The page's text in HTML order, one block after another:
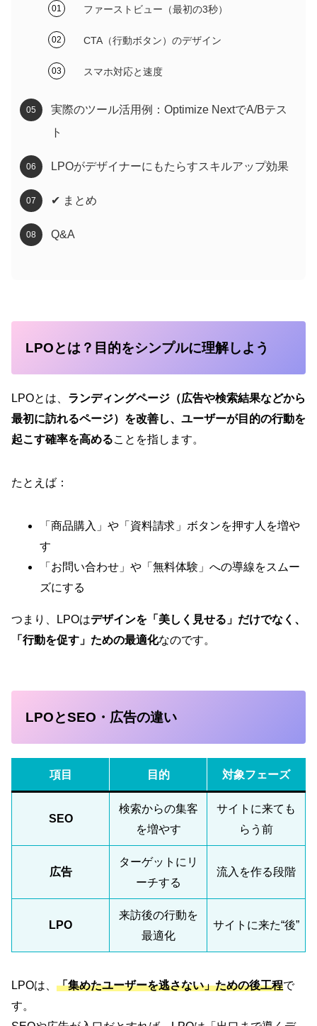
ファーストビュー（最初の3秒）
CTA（行動ボタン）のデザイン
スマホ対応と速度
実際のツール活用例：Optimize NextでA/Bテス
ト
LPOがデザイナーにもたらすスキルアップ効果
✔︎ まとめ
Q&A
LPOとは？目的をシンプルに理解しよう
LPOとは、 ランディングページ（広告や検索結果などから
最初に訪れるページ）を改善し、ユーザーが目的の行動を
起こす確率を高めることを指します。
たとえば：
「商品購入」や「資料請求」ボタンを押す人を増や
す
「お問い合わせ」や「無料体験」への導線をスムー
ズにする
つまり、LPOはデザインを「美しく見せる」だけでなく、
「行動を促す」ための最適化なのです。
LPOとSEO・広告の違い
項目 目的 対象フェーズ
SEO
検索からの集客
を増やす
サイトに来ても
らう前
広告
ターゲットにリ
ーチする
流入を作る段階
LPO
来訪後の行動を
最適化
サイトに来た“後”
LPOは、 「集めたユーザーを逃さない」ための後工程で
す。